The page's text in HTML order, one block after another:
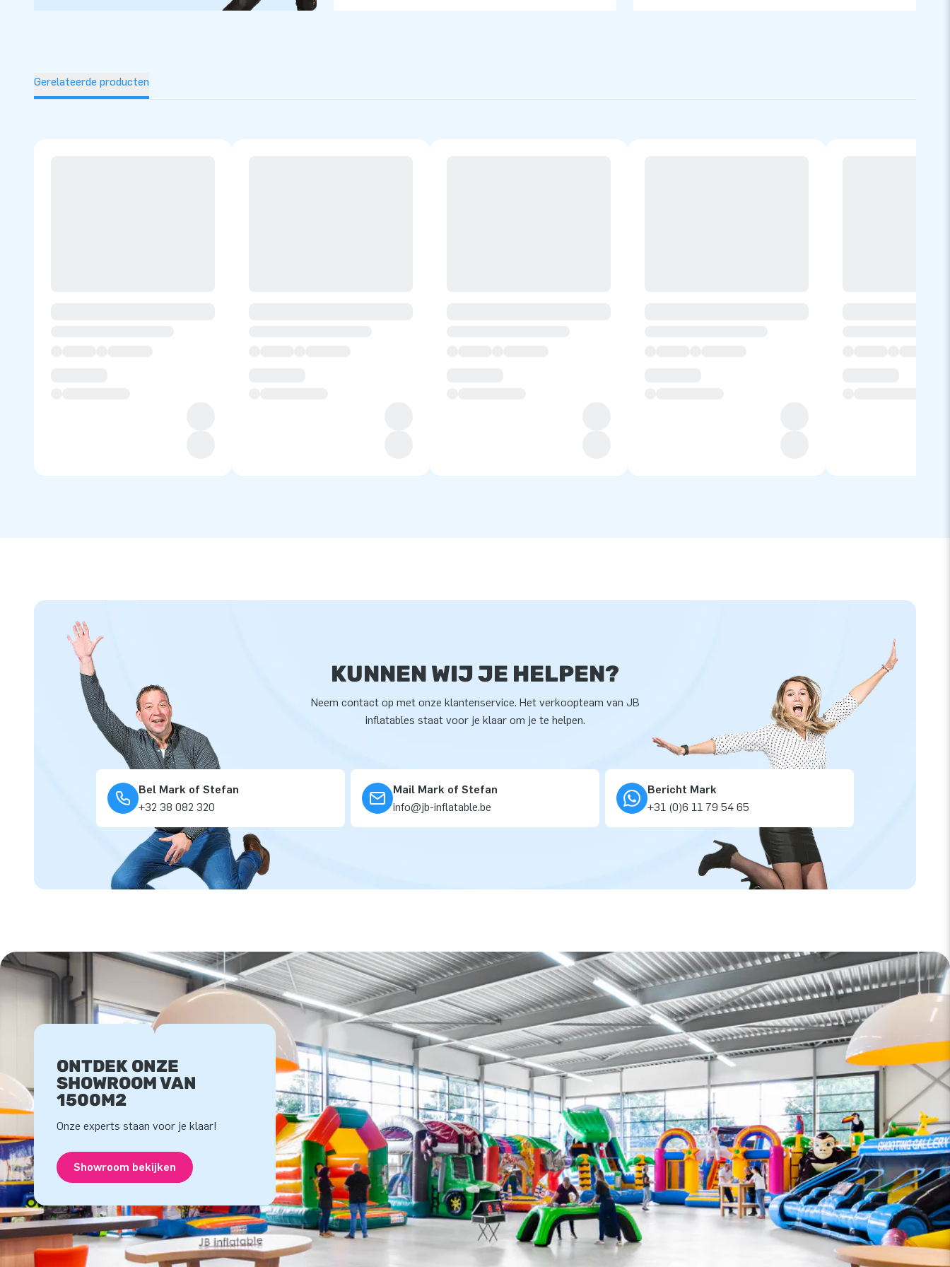
Gerelateerde producten
KUNNEN WIJ JE HELPEN?
Neem contact op met onze klantenservice. Het verkoopteam van JB
inflatables staat voor je klaar om je te helpen.
Bel Mark of Stefan
+32 38 082 320
Mail Mark of Stefan
info@jb-inflatable.be
Bericht Mark
+31 (0)6 11 79 54 65
ONTDEK ONZE
SHOWROOM VAN
1500M2
Onze experts staan voor je klaar!
Showroom bekijken